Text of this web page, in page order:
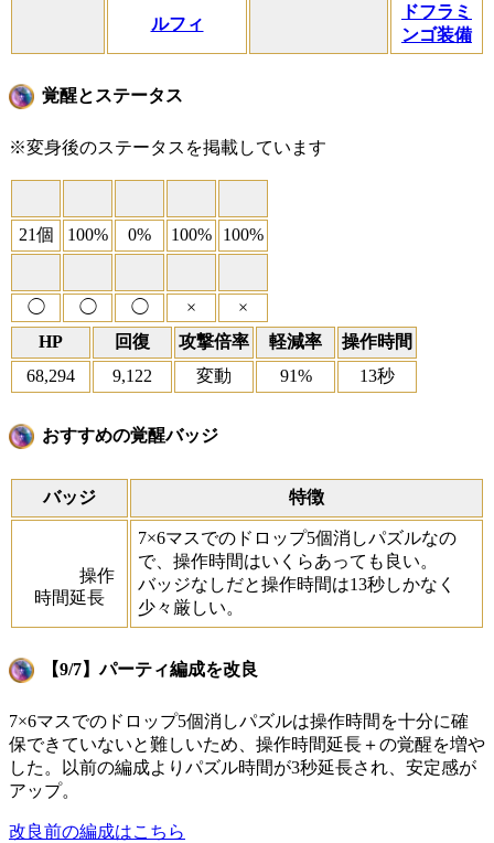
ルフィ
ドフラミ
ンゴ装備
覚醒とステータス
※変身後のステータスを掲載しています
21個 100% 0% 100% 100%
◯ ◯ ◯ ×
×
HP
回復 攻撃倍率 軽減率
操作時間
68,294
9,122 変動 91% 13秒
おすすめの覚醒バッジ
バッジ 特徴
操作
時間延長
7×6マスでのドロップ5個消しパズルなの
で、操作時間はいくらあっても良い。
バッジなしだと操作時間は13秒しかなく
少々厳しい。
【9/7】パーティ編成を改良
7×6マスでのドロップ5個消しパズルは操作時間を十分に確
保できていないと難しいため、操作時間延長＋の覚醒を増や
した。以前の編成よりパズル時間が3秒延長され、安定感が
アップ。
改良前の編成はこちら